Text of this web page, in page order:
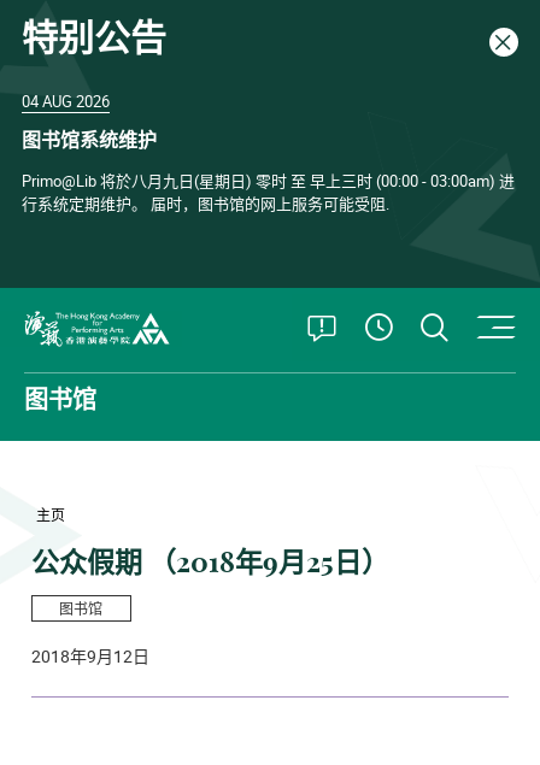
特别公告 关闭
04 AUG 2026
图书馆系统维护
Primo@Lib 将於八月九日(星期日) 零时 至 早上三时 (00:00 - 03:00am) 进
行系统定期维护。 届时，图书馆的网上服务可能受阻.
打开特别公告
查看開放時
打开
图书馆
主页
公众假期 （2018年9月25日）
图书馆
2018年9月12日